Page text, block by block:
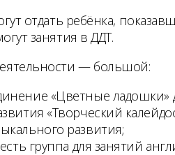
отдать ребёнка,
занятия в ДДТ.
— большой:
«Цветные ладошки»
«Творческий
развития;
группа для занятий